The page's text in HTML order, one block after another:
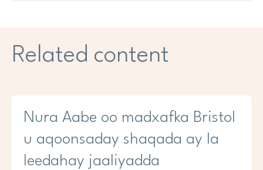
Related content
Nura Aabe oo madxafka Bristol
u aqoonsaday shaqada ay la
leedahay jaaliyadda